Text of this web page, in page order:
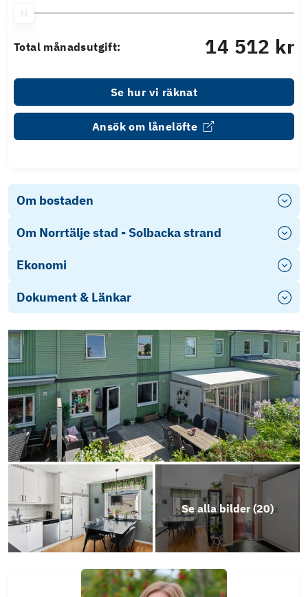
Total månadsutgift: 14 512 kr
Se hur vi räknat
Ansök om lånelöfte
Om bostaden
Om Norrtälje stad - Solbacka strand
Ekonomi
Dokument & Länkar
Energideklaration-1046967
Objektsbeskrivning
Se alla bilder (20)